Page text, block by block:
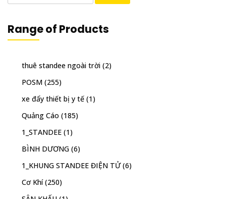
Range of Products
thuê standee ngoài trời (2)
POSM (255)
xe đẩy thiết bị y tế (1)
Quảng Cáo (185)
1_STANDEE (1)
BÌNH DƯƠNG (6)
1_KHUNG STANDEE ĐIỆN TỬ (6)
Cơ Khí (250)